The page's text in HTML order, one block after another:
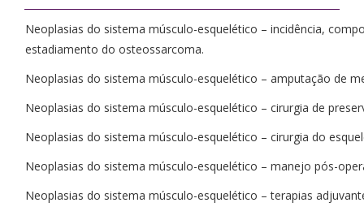
Neoplasias do sistema músculo-esquelético – incidência,
estadiamento do osteossarcoma.
Neoplasias do sistema músculo-esquelético – amputação de
Neoplasias do sistema músculo-esquelético – cirurgia de
Neoplasias do sistema músculo-esquelético – cirurgia do
Neoplasias do sistema músculo-esquelético – manejo pós-
Neoplasias do sistema músculo-esquelético – terapias